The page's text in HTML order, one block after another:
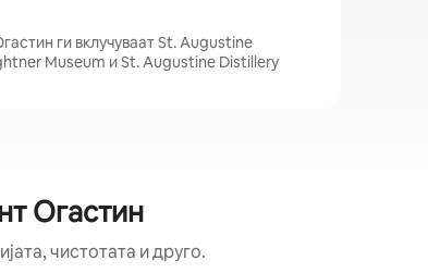
ги вклучуваат St. Augustine
Museum и St. Augustine Distillery
Огастин
чистотата и друго.